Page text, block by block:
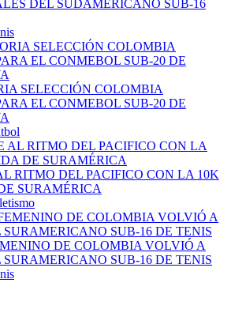
DEL SUDAMERICANO SUB-16
SELECCIÓN COLOMBIA
EL CONMEBOL SUB-20 DE
RITMO DEL PACIFICO CON LA 10K
SURAMÉRICA
DE COLOMBIA VOLVIÓ A
SUB-16 DE TENIS